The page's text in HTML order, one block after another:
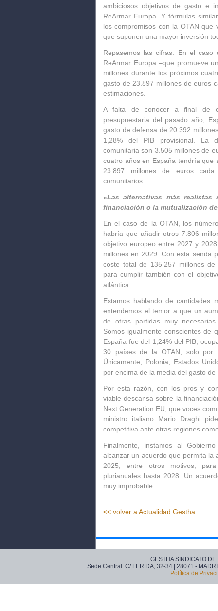
ambiciosos objetivos de gasto e
ReArmar Europa. Y fórmulas
los compromisos con la OTAN
que suponen una mayor inversión
Repasemos las cifras. En el
ReArmar Europa –que promueve
millones durante los próximos
gasto de 23.897 millones de euros
estimaciones.
A falta de conocer a final de
presupuestaria del pasado año,
gasto de defensa de 20.392
1,28% del PIB provisional. La
comunitaria son 3.505 millones de
cuatro años en España tendría que
23.897 millones de euros
comunitarios.
«Las alternativas más
financiación o la mutualización
En el caso de la OTAN, los
habría que añadir otros 7.806
objetivo europeo entre 2027 y
millones en 2029. Con esta senda
coste total de 135.257 millones
para cumplir también con el
atlántica.
Estamos hablando de cantidades
entendemos el temor a que un
de otras partidas muy
Somos igualmente conscientes de
España fue del 1,24% del PIB,
30 países de la OTAN, solo por
Únicamente, Polonia, Estados
por encima de la media del gasto
Por esta razón, con los pros y
viable descansa sobre la
Next Generation EU, que voces
ministro italiano Mario Draghi
competitiva ante otras regiones
Finalmente, instamos al
alcanzar un acuerdo que permita la
2025, entre otros motivos,
plurianuales hasta 2028. Un
muy improbable.
<< volver a Actualidad Gestha
GESTHA SINDICATO
Sede Central: C/ LERIDA, 32-34 | 28071 -
Política de